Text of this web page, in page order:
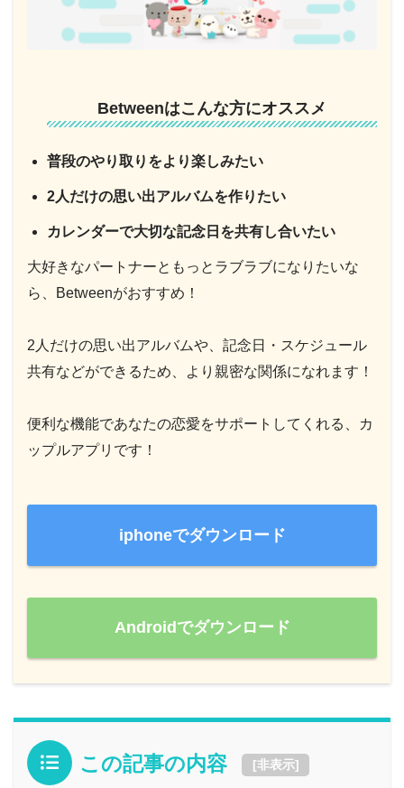
Betweenはこんな方にオススメ
普段のやり取りをより楽しみたい
2人だけの思い出アルバムを作りたい
カレンダーで大切な記念日を共有し合いたい
大好きなパートナーともっとラブラブになりたいな
ら、Betweenがおすすめ！
2人だけの思い出アルバムや、記念日・スケジュール
共有などができるため、より親密な関係になれます！
便利な機能であなたの恋愛をサポートしてくれる、カ
ップルアプリです！
iphoneでダウンロード
Androidでダウンロード
この記事の内容 [非表示]